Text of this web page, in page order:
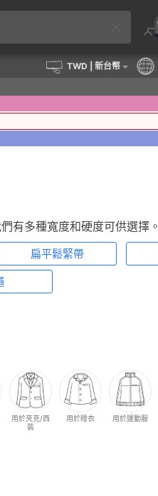
TWD | 新台幣
有多種寬度和硬度可供選擇。
扁平鬆緊帶
用於夾克/西
裝
用於睡衣 用於運動服